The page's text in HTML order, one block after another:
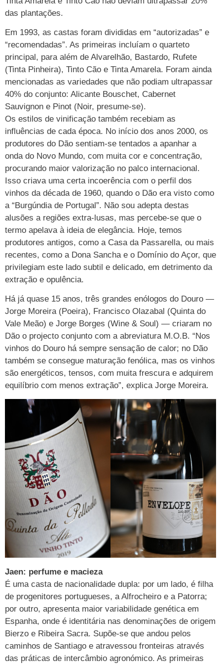
das plantações.
Em 1993, as castas foram divididas em “autorizadas” e
“recomendadas”. As primeiras incluíam o quarteto
principal, para além de Alvarelhão, Bastardo, Rufete
(Tinta Pinheira), Tinto Cão e Tinta Amarela. Foram ainda
mencionadas as variedades que não podiam ultrapassar
40% do conjunto: Alicante Bouschet, Cabernet
Sauvignon e Pinot (Noir, presume-se).
Os estilos de vinificação também recebiam as
influências de cada época. No início dos anos 2000, os
produtores do Dão sentiam-se tentados a apanhar a
onda do Novo Mundo, com muita cor e concentração,
procurando maior valorização no palco internacional.
Isso criava uma certa incoerência com o perfil dos
vinhos da década de 1960, quando o Dão era visto como
a “Burgúndia de Portugal”. Não sou adepta destas
alusões a regiões extra-lusas, mas percebe-se que o
termo apelava à ideia de elegância. Hoje, temos
produtores antigos, como a Casa da Passarella, ou mais
recentes, como a Dona Sancha e o Domínio do Açor, que
privilegiam este lado subtil e delicado, em detrimento da
extração e opulência.
Há já quase 15 anos, três grandes enólogos do Douro —
Jorge Moreira (Poeira), Francisco Olazabal (Quinta do
Vale Meão) e Jorge Borges (Wine & Soul) — criaram no
Dão o projecto conjunto com a abreviatura M.O.B. “Nos
vinhos do Douro há sempre sensação de calor; no Dão
também se consegue maturação fenólica, mas os vinhos
são energéticos, tensos, com muita frescura e adquirem
equilíbrio com menos extração”, explica Jorge Moreira.
Jaen: perfume e macieza
É uma casta de nacionalidade dupla: por um lado, é filha
de progenitores portugueses, a Alfrocheiro e a Patorra;
por outro, apresenta maior variabilidade genética em
Espanha, onde é identitária nas denominações de origem
Bierzo e Ribeira Sacra. Supõe-se que andou pelos
caminhos de Santiago e atravessou fronteiras através
das práticas de intercâmbio agronómico. As primeiras